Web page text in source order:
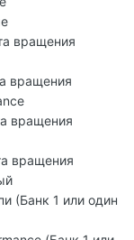
вращения
вращения
вращения
вращения
(Банк 1 или один